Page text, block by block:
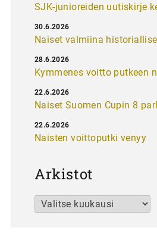
SJK-junioreiden uutiskirje
Naiset valmiina
30.6.2026
Kymmenes voitto putkeen
28.6.2026
Naiset Suomen Cupin 8
22.6.2026
Naisten voittoputki venyy
22.6.2026
Arkistot
Arkistot